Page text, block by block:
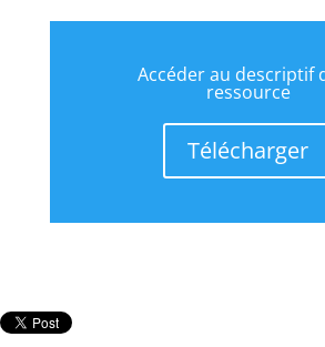
Accéder au descriptif
ressource
Télécharger